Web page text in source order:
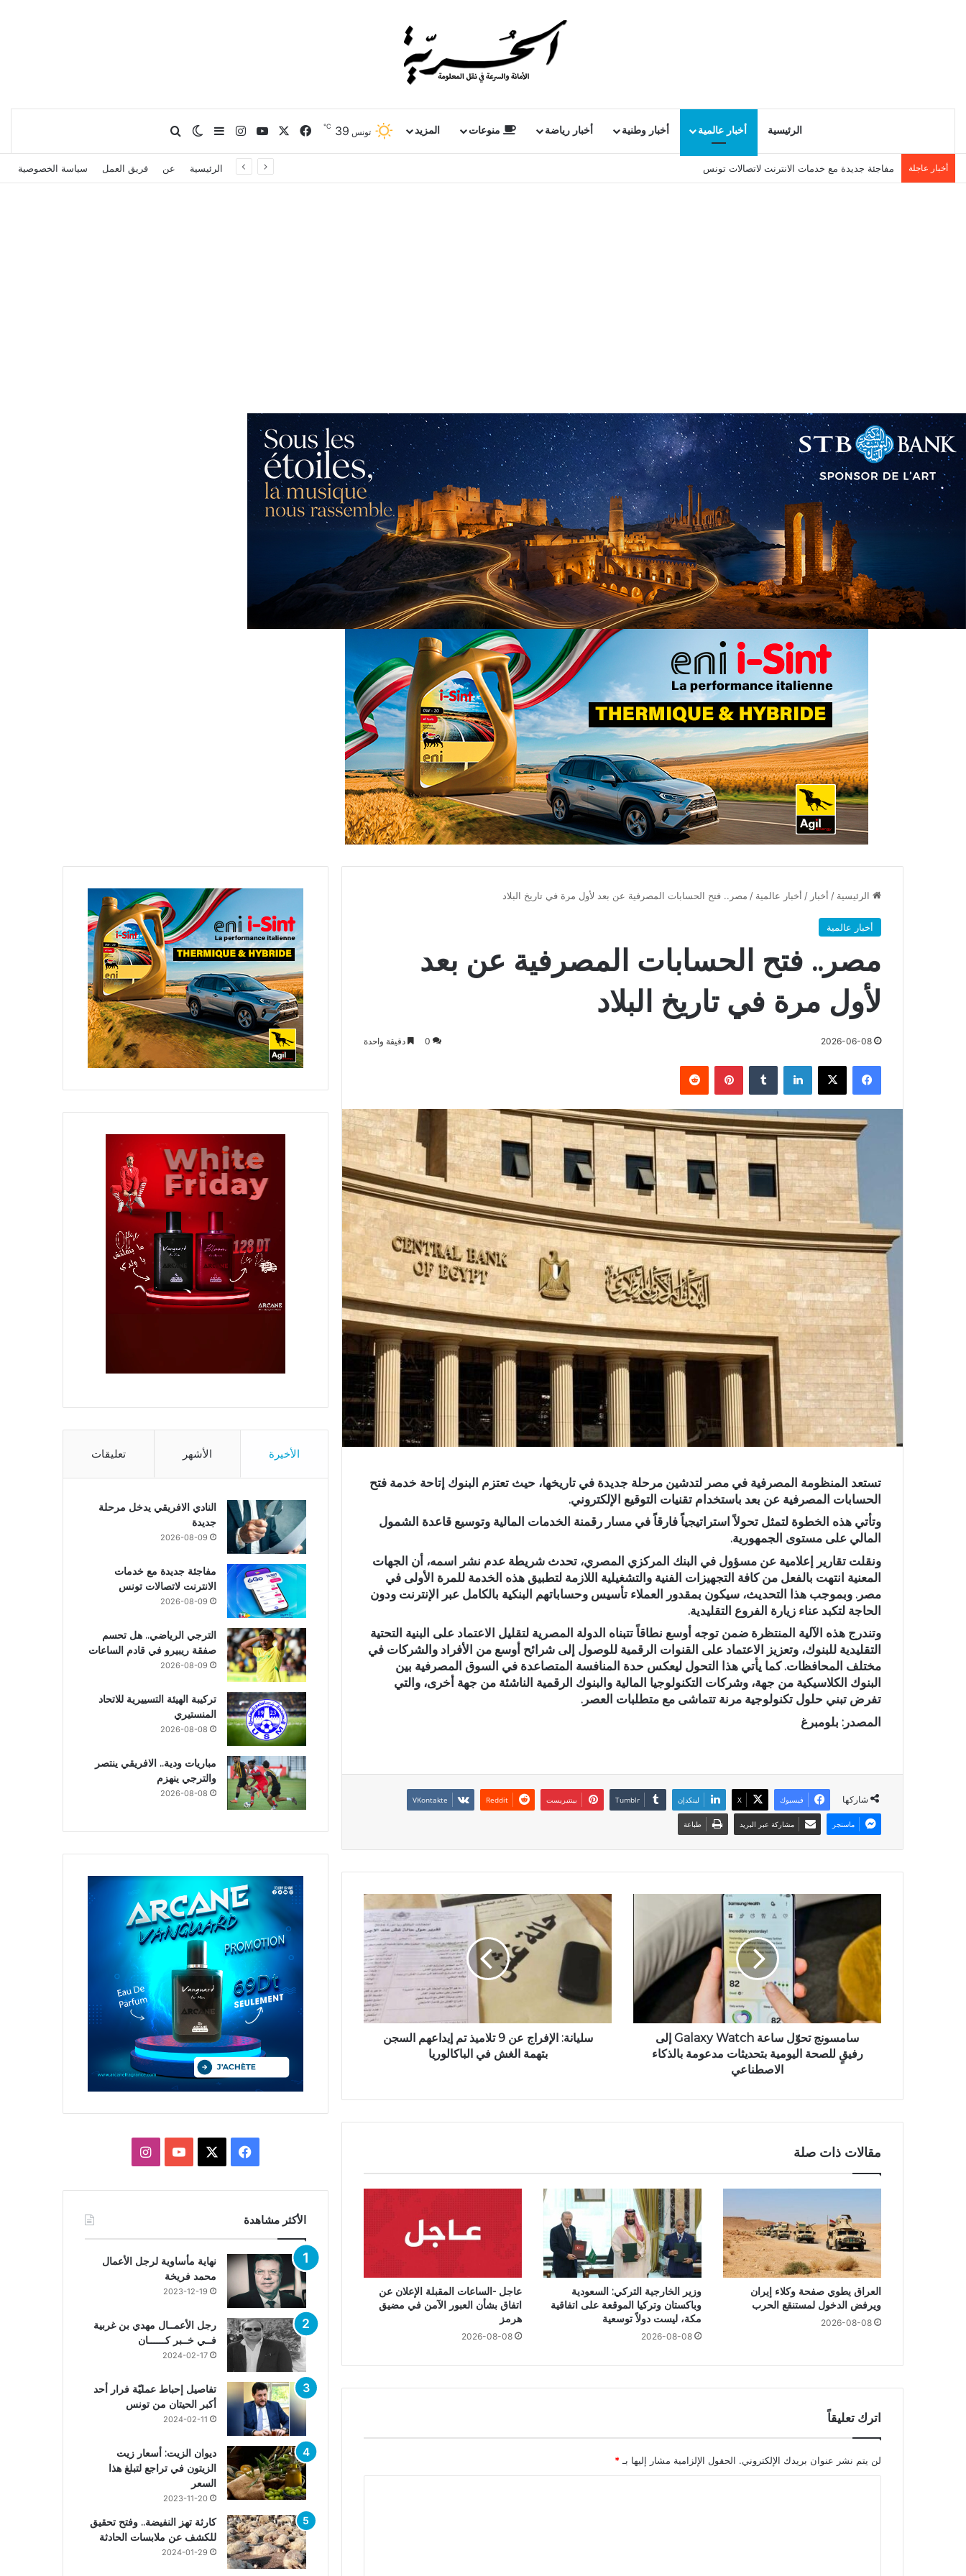
الرئيسية أخبار عالمية أخبار وطنية أخبار رياضة منوعات المزيد تونس 39
℃ فيسبوك يوتيوبانستقرامإضافة عمود جانبي
الوضع المظلم
بحث عن
أخبار عاجلة مفاجئة جديدة مع خدمات الانترنت لاتصالات تونس الرئيسية عن فريق العمل سياسة الخصوصية
الرئيسية / أخبار / أخبار عالمية / مصر.. فتح الحسابات المصرفية عن بعد لأول مرة في تاريخ البلاد
أخبار عالمية
مصر.. فتح الحسابات المصرفية عن بعد
لأول مرة في تاريخ البلاد
2026-06-08
0 دقيقة واحدة
فيسبوك X لينكدإن بينتيريست
تستعد المنظومة المصرفية في مصر لتدشين مرحلة جديدة في تاريخها، حيث تعتزم البنوك إتاحة خدمة فتح
الحسابات المصرفية عن بعد باستخدام تقنيات التوقيع الإلكتروني.
وتأتي هذه الخطوة لتمثل تحولاً استراتيجياً فارقاً في مسار رقمنة الخدمات المالية وتوسيع قاعدة الشمول
المالي على مستوى الجمهورية.
ونقلت تقارير إعلامية عن مسؤول في البنك المركزي المصري، تحدث شريطة عدم نشر اسمه، أن الجهات
المعنية انتهت بالفعل من كافة التجهيزات الفنية والتشغيلية اللازمة لتطبيق هذه الخدمة للمرة الأولى في
مصر. وبموجب هذا التحديث، سيكون بمقدور العملاء تأسيس وحساباتهم البنكية بالكامل عبر الإنترنت ودون
الحاجة لتكبد عناء زيارة الفروع التقليدية.
وتندرج هذه الآلية المنتظرة ضمن توجه أوسع نطاقاً تتبناه الدولة المصرية لتقليل الاعتماد على البنية التحتية
التقليدية للبنوك، وتعزيز الاعتماد على القنوات الرقمية للوصول إلى شرائح أوسع من الأفراد والشركات في
مختلف المحافظات. كما يأتي هذا التحول ليعكس حدة المنافسة المتصاعدة في السوق المصرفية بين
البنوك الكلاسيكية من جهة، وشركات التكنولوجيا المالية والبنوك الرقمية الناشئة من جهة أخرى، والتي
تفرض تبني حلول تكنولوجية مرنة تتماشى مع متطلبات العصر.
المصدر: بلومبرغ
شاركها فيسبوك X لينكدإن بينتيريست
ماسنجر مشاركة عبر البريد طباعة
سامسونج تحوّل ساعة Galaxy Watch إلى
رفيقٍ للصحة اليومية بتحديثات مدعومة بالذكاء
الاصطناعي
سليانة: الإفراج عن 9 تلاميذ تم إيداعهم السجن
بتهمة الغش في الباكالوريا
مقالات ذات صلة
العراق يطوي صفحة وكلاء إيران
ويرفض الدخول لمستنقع الحرب
2026-08-08
وزير الخارجية التركي: السعودية
وباكستان وتركيا الموقعة على اتفاقية
مكة، ليست دولاً توسعية
2026-08-08
عاجل -الساعات المقبلة الإعلان عن
اتفاق بشأن العبور الآمن في مضيق
هرمز
2026-08-08
اترك تعليقاً
لن يتم نشر عنوان بريدك الإلكتروني. الحقول الإلزامية مشار إليها بـ *
الأخيرة الأشهر تعليقات
النادي الافريقي يدخل مرحلة
جديدة
2026-08-09
مفاجئة جديدة مع خدمات
الانترنت لاتصالات تونس
2026-08-09
الترجي الرياضي.. هل تحسم
صفقة ريبيرو في قادم الساعات
2026-08-09
تركيبة الهيئة التسييرية للاتحاد
المنستيري
2026-08-08
مباريات ودية.. الافريقي ينتصر
والترجي ينهزم
2026-08-08
فيسبوك يوتيوبانستقرام
الأكثر مشاهدة
نهاية مأساوية لرجل الأعمال
محمد فريخة
2023-12-19
رجل الأعمــال مهدي بن غربية
فــي خــبر كــــــان
2024-02-17
تفاصيل إحباط عمليّة فرار أحد
أكبر الحيتان من تونس
2024-02-11
ديوان الزيت: أسعار زيت
الزيتون في تراجع لتبلغ هذا
السعر
2023-11-20
كارثة تهز النفيضة.. وفتح تحقيق
للكشف عن ملابسات الحادثة
2024-01-29